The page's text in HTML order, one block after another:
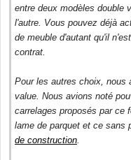
entre deux modèles double
l'autre. Vous pouvez déjà
de meuble d'autant qu'il
contrat.
Pour les autres choix, nous
value. Nous avions noté
carrelages proposés par ce
lame de parquet et ce sans
de construction.